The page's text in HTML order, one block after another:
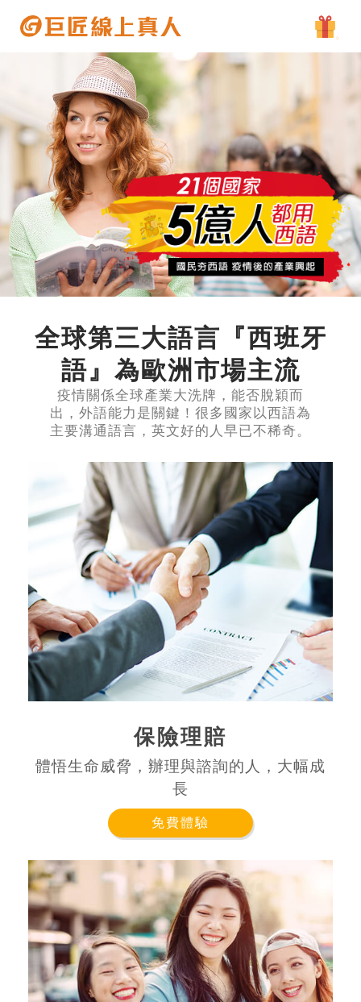
全球第三大語言『西班牙
語』為歐洲市場主流
疫情關係全球產業大洗牌，能否脫穎而
出，外語能力是關鍵！很多國家以西語為
主要溝通語言，英文好的人早已不稀奇。
保險理賠
體悟生命威脅，辦理與諮詢的人，大幅成
長
免費體驗